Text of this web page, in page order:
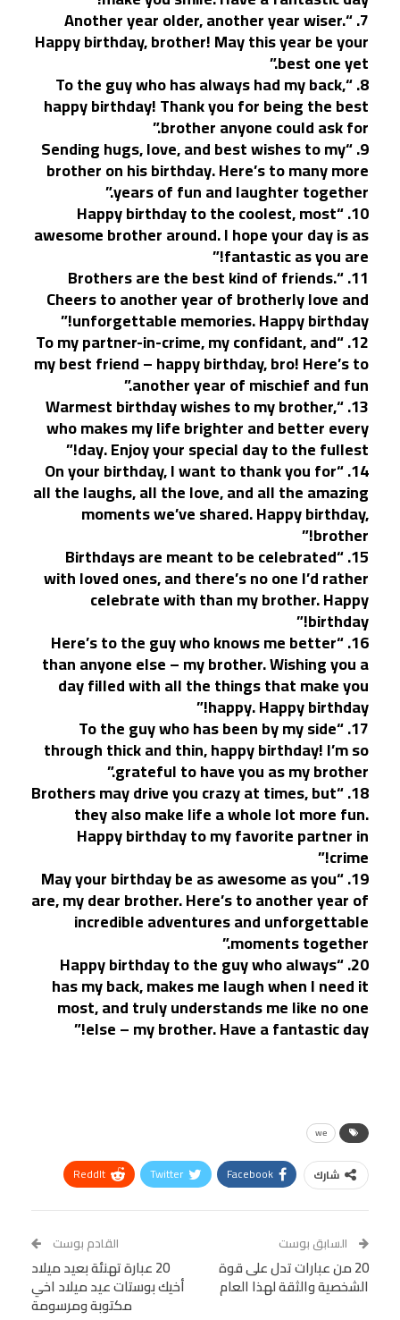
7. “Another year older, another year wiser.
Happy birthday, brother! May this year be your
best one yet.”
8. “To the guy who has always had my back,
happy birthday! Thank you for being the best
brother anyone could ask for.”
9. “Sending hugs, love, and best wishes to my
brother on his birthday. Here’s to many more
years of fun and laughter together.”
10. “Happy birthday to the coolest, most
awesome brother around. I hope your day is as
fantastic as you are!”
11. “Brothers are the best kind of friends.
Cheers to another year of brotherly love and
unforgettable memories. Happy birthday!”
12. “To my partner-in-crime, my confidant, and
my best friend – happy birthday, bro! Here’s to
another year of mischief and fun.”
13. “Warmest birthday wishes to my brother,
who makes my life brighter and better every
day. Enjoy your special day to the fullest!”
14. “On your birthday, I want to thank you for
all the laughs, all the love, and all the amazing
moments we’ve shared. Happy birthday,
brother!”
15. “Birthdays are meant to be celebrated
with loved ones, and there’s no one I’d rather
celebrate with than my brother. Happy
birthday!”
16. “Here’s to the guy who knows me better
than anyone else – my brother. Wishing you a
day filled with all the things that make you
happy. Happy birthday!”
17. “To the guy who has been by my side
through thick and thin, happy birthday! I’m so
grateful to have you as my brother.”
18. “Brothers may drive you crazy at times, but
they also make life a whole lot more fun.
Happy birthday to my favorite partner in
crime!”
19. “May your birthday be as awesome as you
are, my dear brother. Here’s to another year of
incredible adventures and unforgettable
moments together.”
20. “Happy birthday to the guy who always
has my back, makes me laugh when I need it
most, and truly understands me like no one
else – my brother. Have a fantastic day!”
we
شارك Facebook
Twitter
ReddIt
Tumblr
البريد الإلكتروني
StumbleUpon
VK
Digg
LINE
BlackBerry
Viber
السابق بوست
20 من عبارات تدل على قوة
الشخصية والثقة لهذا العام
القادم بوست
20 عبارة تهنئة بعيد ميلاد
أخيك بوستات عيد ميلاد اخي
مكتوبة ومرسومة